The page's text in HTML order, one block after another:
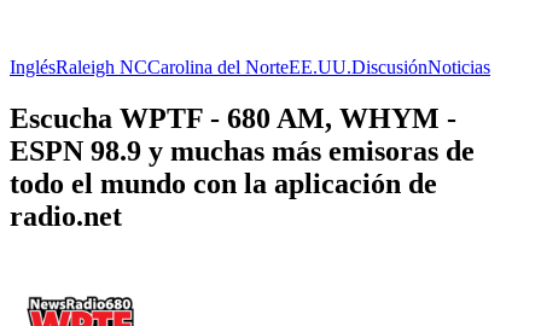
InglésRaleigh NCCarolina del NorteEE.UU.DiscusiónNoticias
Escucha WPTF - 680 AM, WHYM -
ESPN 98.9 y muchas más emisoras de
todo el mundo con la aplicación de
radio.net